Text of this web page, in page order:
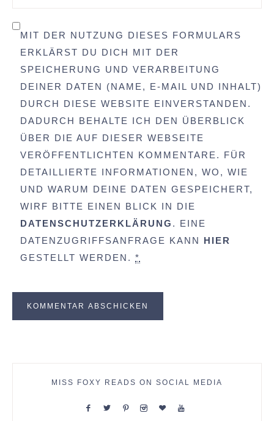
MIT DER NUTZUNG DIESES FORMULARS
ERKLÄRST DU DICH MIT DER
SPEICHERUNG UND VERARBEITUNG
DEINER DATEN (NAME, E-MAIL UND INHALT)
DURCH DIESE WEBSITE EINVERSTANDEN.
DADURCH BEHALTE ICH DEN ÜBERBLICK
ÜBER DIE AUF DIESER WEBSEITE
VERÖFFENTLICHTEN KOMMENTARE. FÜR
DETAILLIERTE INFORMATIONEN, WO, WIE
UND WARUM DEINE DATEN GESPEICHERT,
WIRF BITTE EINEN BLICK IN DIE
DATENSCHUTZERKLÄRUNG . EINE
DATENZUGRIFFSANFRAGE KANN HIER
GESTELLT WERDEN. *
MISS FOXY READS ON SOCIAL MEDIA